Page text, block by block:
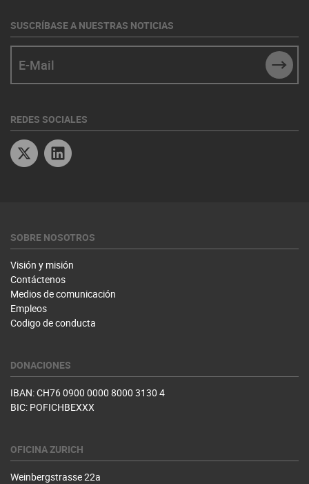
SUSCRÍBASE A NUESTRAS NOTICIAS
REDES SOCIALES
Twitter
SOBRE NOSOTROS
Visión y misión
Contáctenos
Medios de comunicación
Empleos
Codigo de conducta
DONACIONES
IBAN: CH76 0900 0000 8000 3130 4
BIC: POFICHBEXXX
OFICINA ZURICH
Weinbergstrasse 22a